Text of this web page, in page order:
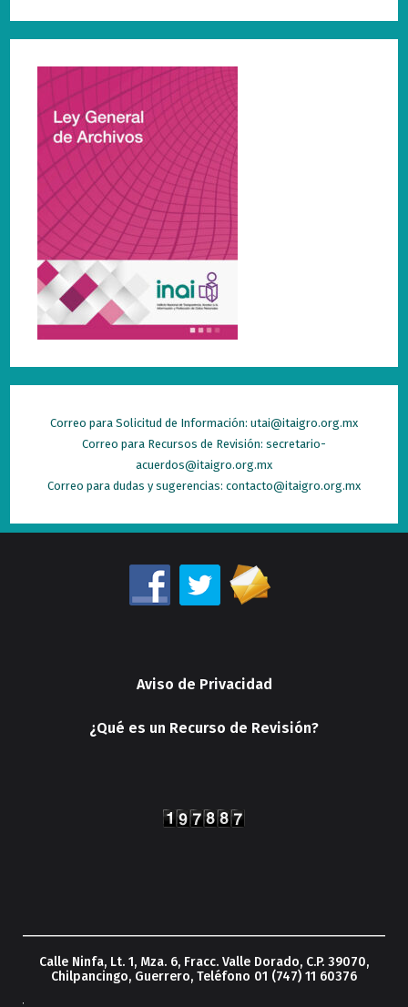
Correo para Solicitud de Información: utai@itaigro.org.mx
Correo para Recursos de Revisión: secretario-
acuerdos@itaigro.org.mx
Correo para dudas y sugerencias: contacto@itaigro.org.mx
Aviso de Privacidad
¿Qué es un Recurso de Revisión?
Calle Ninfa, Lt. 1, Mza. 6, Fracc. Valle Dorado, C.P. 39070,
Chilpancingo, Guerrero, Teléfono 01 (747) 11 60376